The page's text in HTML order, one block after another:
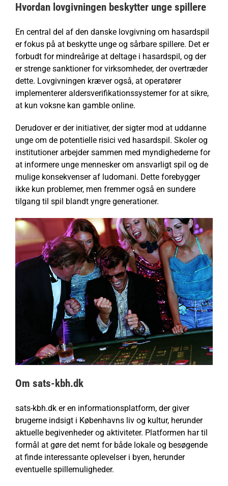
Hvordan lovgivningen beskytter unge spillere
En central del af den danske lovgivning om hasardspil
er fokus på at beskytte unge og sårbare spillere. Det er
forbudt for mindreårige at deltage i hasardspil, og der
er strenge sanktioner for virksomheder, der overtræder
dette. Lovgivningen kræver også, at operatører
implementerer aldersverifikationssystemer for at sikre,
at kun voksne kan gamble online.
Derudover er der initiativer, der sigter mod at uddanne
unge om de potentielle risici ved hasardspil. Skoler og
institutioner arbejder sammen med myndighederne for
at informere unge mennesker om ansvarligt spil og de
mulige konsekvenser af ludomani. Dette forebygger
ikke kun problemer, men fremmer også en sundere
tilgang til spil blandt yngre generationer.
Om sats-kbh.dk
sats-kbh.dk er en informationsplatform, der giver
brugerne indsigt i Københavns liv og kultur, herunder
aktuelle begivenheder og aktiviteter. Platformen har til
formål at gøre det nemt for både lokale og besøgende
at finde interessante oplevelser i byen, herunder
eventuelle spillemuligheder.